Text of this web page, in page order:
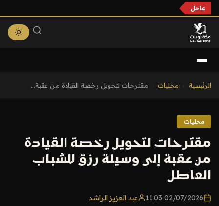
عاجل
الرئيسية محليات مقترحات لتحويل رخصة القيادة من عقبة...
محليات
مقترحات لتحويل رخصة القيادة
من عقبة إلى وسيلة رزق للشباب
العاطل
02/07/2026 11:03 عبد العزيز الراشد